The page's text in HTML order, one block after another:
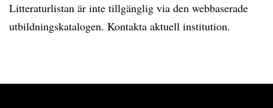
Litteraturlistan är inte tillgänglig via den webbaserade
utbildningskatalogen. Kontakta aktuell institution.